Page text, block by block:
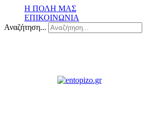
Η ΠΟΛΗ ΜΑΣ
ΕΠΙΚΟΙΝΩΝΙΑ
Αναζήτηση...